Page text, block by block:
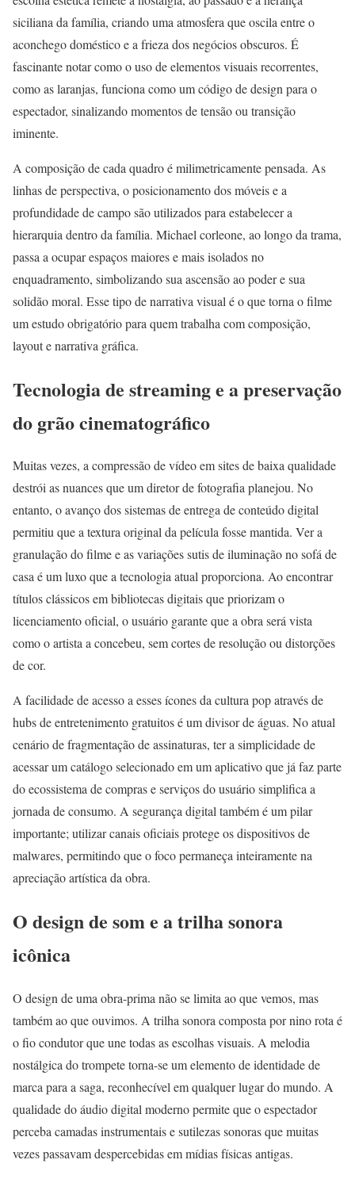
siciliana da família, criando uma atmosfera que oscila entre o
aconchego doméstico e a frieza dos negócios obscuros. É
fascinante notar como o uso de elementos visuais recorrentes,
como as laranjas, funciona como um código de design para o
espectador, sinalizando momentos de tensão ou transição
iminente.
A composição de cada quadro é milimetricamente pensada. As
linhas de perspectiva, o posicionamento dos móveis e a
profundidade de campo são utilizados para estabelecer a
hierarquia dentro da família. Michael corleone, ao longo da trama,
passa a ocupar espaços maiores e mais isolados no
enquadramento, simbolizando sua ascensão ao poder e sua
solidão moral. Esse tipo de narrativa visual é o que torna o filme
um estudo obrigatório para quem trabalha com composição,
layout e narrativa gráfica.
Tecnologia de streaming e a preservação
do grão cinematográfico
Muitas vezes, a compressão de vídeo em sites de baixa qualidade
destrói as nuances que um diretor de fotografia planejou. No
entanto, o avanço dos sistemas de entrega de conteúdo digital
permitiu que a textura original da película fosse mantida. Ver a
granulação do filme e as variações sutis de iluminação no sofá de
casa é um luxo que a tecnologia atual proporciona. Ao encontrar
títulos clássicos em bibliotecas digitais que priorizam o
licenciamento oficial, o usuário garante que a obra será vista
como o artista a concebeu, sem cortes de resolução ou distorções
de cor.
A facilidade de acesso a esses ícones da cultura pop através de
hubs de entretenimento gratuitos é um divisor de águas. No atual
cenário de fragmentação de assinaturas, ter a simplicidade de
acessar um catálogo selecionado em um aplicativo que já faz parte
do ecossistema de compras e serviços do usuário simplifica a
jornada de consumo. A segurança digital também é um pilar
importante; utilizar canais oficiais protege os dispositivos de
malwares, permitindo que o foco permaneça inteiramente na
apreciação artística da obra.
O design de som e a trilha sonora
icônica
O design de uma obra-prima não se limita ao que vemos, mas
também ao que ouvimos. A trilha sonora composta por nino rota é
o fio condutor que une todas as escolhas visuais. A melodia
nostálgica do trompete torna-se um elemento de identidade de
marca para a saga, reconhecível em qualquer lugar do mundo. A
qualidade do áudio digital moderno permite que o espectador
perceba camadas instrumentais e sutilezas sonoras que muitas
vezes passavam despercebidas em mídias físicas antigas.